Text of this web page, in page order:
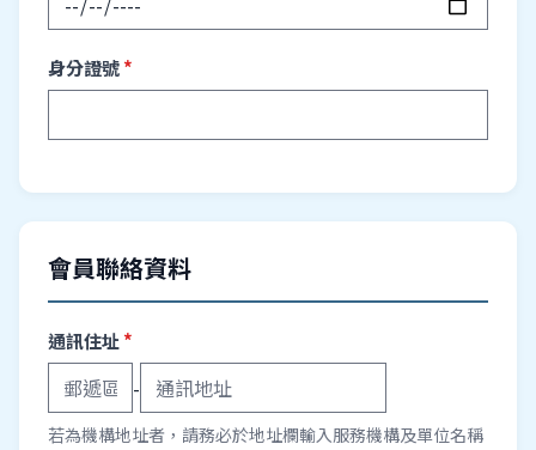
身分證號*
會員聯絡資料
通訊住址 *
-
若為機構地址者，請務必於地址欄輸入服務機構及單位名稱